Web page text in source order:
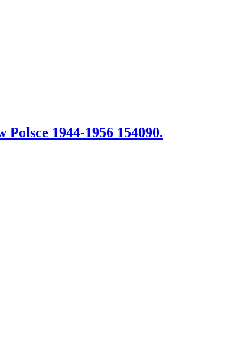
1944-1956 154090.